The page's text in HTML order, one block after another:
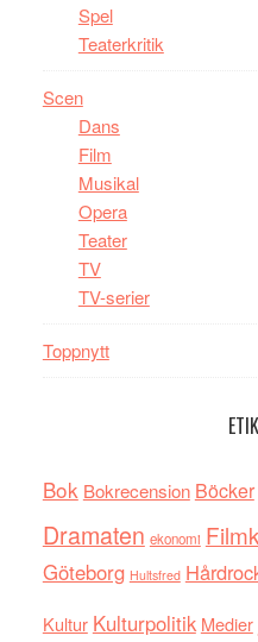
Spel
Teaterkritik
Scen
Dans
Film
Musikal
Opera
Teater
TV
TV-serier
Toppnytt
Bok Bokrecension Böcker
Dramaten ekonomi
Göteborg Hultsfred
Kultur Kulturpolitik Medier